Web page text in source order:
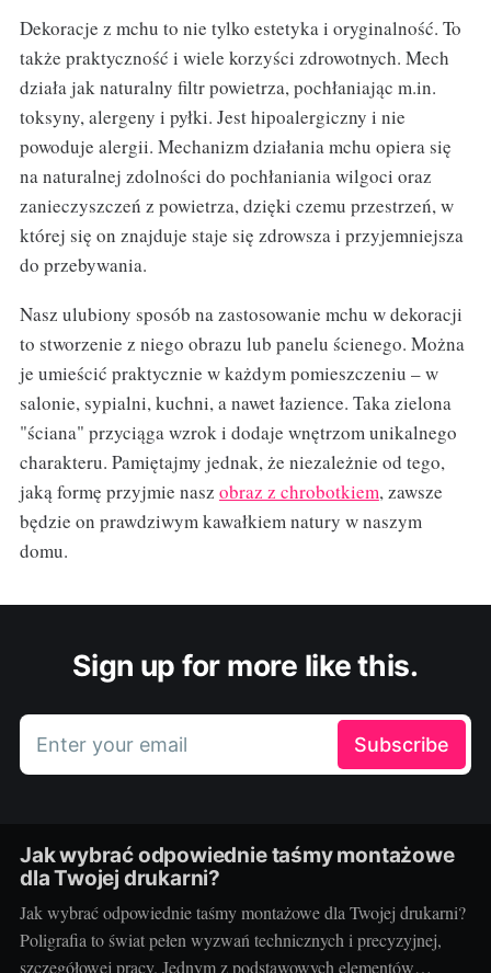
Dekoracje z mchu to nie tylko estetyka i oryginalność. To
także praktyczność i wiele korzyści zdrowotnych. Mech
działa jak naturalny filtr powietrza, pochłaniając m.in.
toksyny, alergeny i pyłki. Jest hipoalergiczny i nie
powoduje alergii. Mechanizm działania mchu opiera się
na naturalnej zdolności do pochłaniania wilgoci oraz
zanieczyszczeń z powietrza, dzięki czemu przestrzeń, w
której się on znajduje staje się zdrowsza i przyjemniejsza
do przebywania.
Nasz ulubiony sposób na zastosowanie mchu w dekoracji
to stworzenie z niego obrazu lub panelu ścienego. Można
je umieścić praktycznie w każdym pomieszczeniu – w
salonie, sypialni, kuchni, a nawet łazience. Taka zielona
"ściana" przyciąga wzrok i dodaje wnętrzom unikalnego
charakteru. Pamiętajmy jednak, że niezależnie od tego,
jaką formę przyjmie nasz obraz z chrobotkiem, zawsze
będzie on prawdziwym kawałkiem natury w naszym
domu.
Sign up for more like this.
Enter your email Subscribe
Jak wybrać odpowiednie taśmy montażowe
dla Twojej drukarni?
Jak wybrać odpowiednie taśmy montażowe dla Twojej drukarni?
Poligrafia to świat pełen wyzwań technicznych i precyzyjnej,
szczegółowej pracy. Jednym z podstawowych elementów